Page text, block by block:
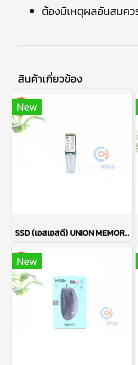
ต้องมีเหตุผลอันสมคว
สินค้าเกี่ยวข้อง
New
SSD (เอสเอสดี) UNION MEMORY AM610 256GB PCIe NVMe M.2 2242 P17765
New